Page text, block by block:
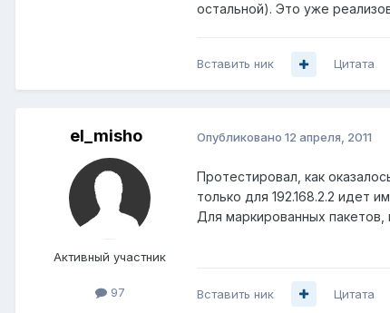
остальной). Это уже
Вставить ник Цитата
el_misho
Активный участник
97
Опубликовано 12 апреля, 2011
Протестировал, как
только для 192.168.2.2 идет
Для маркированных пакетов,
Вставить ник Цитата